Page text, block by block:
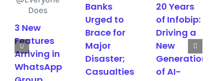
3 New
Features
Arriving in
WhatsApp
Banks
Urged to
Brace for
Major
Disaster;
Casualties
20 Years
of Infobip:
Driving a
New
Generation
of AI-